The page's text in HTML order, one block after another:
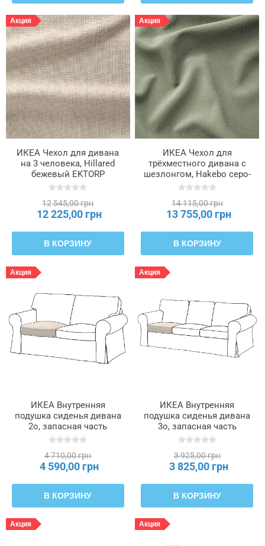
Акция
ИКЕА Чехол для дивана
на 3 человека, Hillared
бежевый EKTORP
ЭКТОРП, 105.170.93
12 545,00 грн
12 225,00 грн
В КОРЗИНУ
Акция
ИКЕА Чехол для
трёхместного дивана с
шезлонгом, Hakebo серо-
зеленый EKTORP ЭКТОРП,
14 115,00 грн
13 755,00 грн
В КОРЗИНУ
Акция
ИКЕА Внутренняя
подушка сиденья дивана
2o, запасная часть
EKTORP ЭКТОРП,
4 710,00 грн
4 590,00 грн
В КОРЗИНУ
Акция
ИКЕА Внутренняя
подушка сиденья дивана
3o, запасная часть
EKTORP ЭКТОРП,
3 925,00 грн
3 825,00 грн
В КОРЗИНУ
Акция Акция